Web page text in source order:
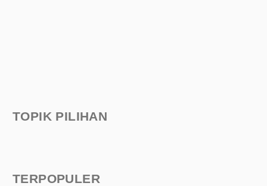
TOPIK PILIHAN
TERPOPULER